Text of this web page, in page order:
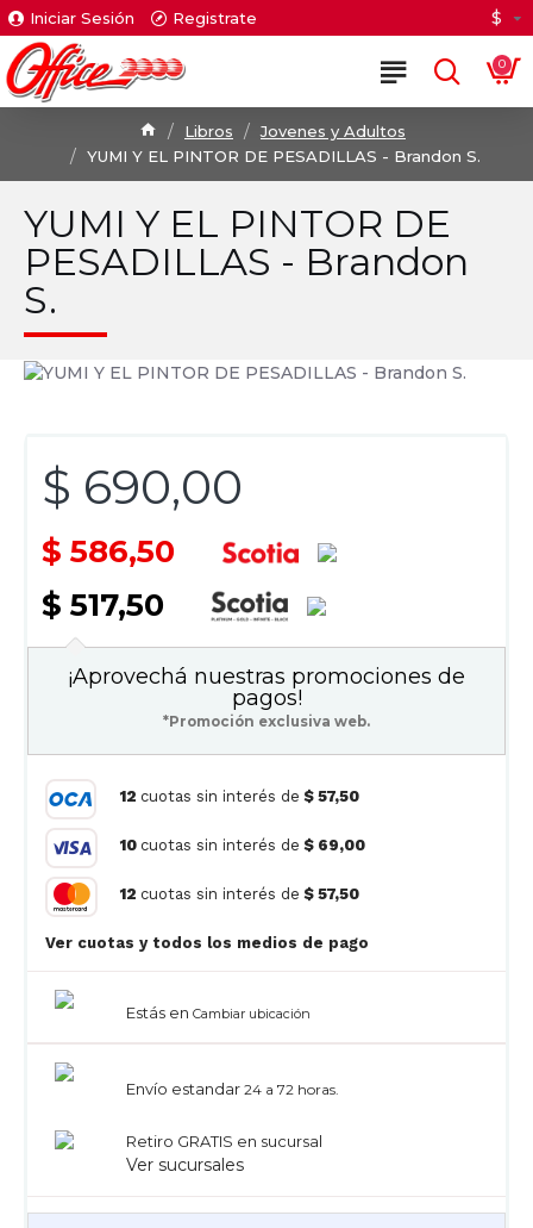
Iniciar Sesión Registrate $
0
Libros
Jovenes y Adultos
YUMI Y EL PINTOR DE PESADILLAS - Brandon S.
YUMI Y EL PINTOR DE
PESADILLAS - Brandon
S.
$ 690,00
$ 586,50
$ 517,50
Estás en Cambiar ubicación
Envío estandar 24 a 72 horas.
Retiro GRATIS en sucursal
Ver sucursales
¡Aprovechá nuestras promociones de
pagos!
*Promoción exclusiva web.
12 cuotas sin interés de $ 57,50
10 cuotas sin interés de $ 69,00
12 cuotas sin interés de $ 57,50
Ver cuotas y todos los medios de pago